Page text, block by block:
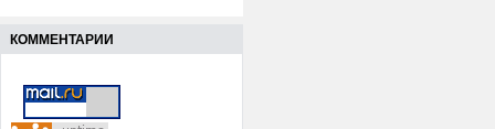
КОММЕНТАРИИ